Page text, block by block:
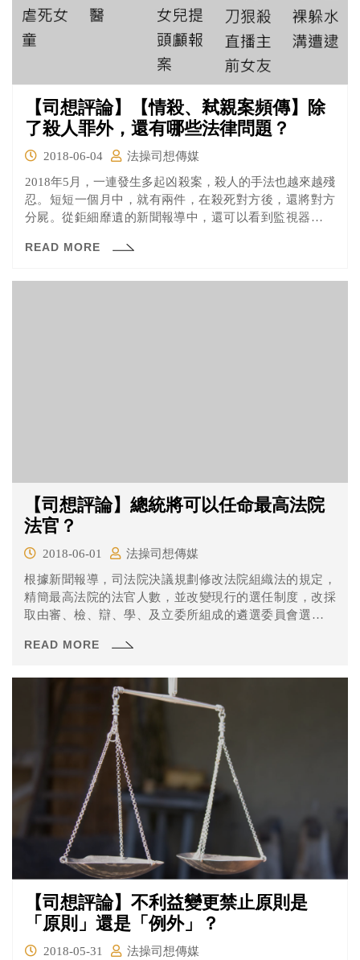
【司想評論】【情殺、弒親案頻傳】除
了殺人罪外，還有哪些法律問題？
2018-06-04
法操司想傳媒
2018年5月，一連發生多起凶殺案，殺人的手法也越來越殘
忍。短短一個月中，就有兩件，在殺死對方後，還將對方
分屍。從鉅細靡遺的新聞報導中，還可以看到監視器的畫
屍，除了會構成殺人罪外，是否會另外構成其他的罪呢？
READ MORE
【司想評論】總統將可以任命最高法院
法官？
2018-06-01
法操司想傳媒
根據新聞報導，司法院決議規劃修改法院組織法的規定，
精簡最高法院的法官人數，並改變現行的選任制度，改採
取由審、檢、辯、學、及立委所組成的遴選委員會選拔，
方向表示不支持，也有人質疑是為特定人量身打造的制
READ MORE
【司想評論】不利益變更禁止原則是
「原則」還是「例外」？
2018-05-31
法操司想傳媒